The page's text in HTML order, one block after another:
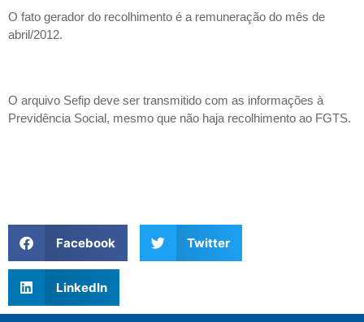
O fato gerador do recolhimento é a remuneração do mês de
abril/2012.
O arquivo Sefip deve ser transmitido com as informações à
Previdência Social, mesmo que não haja recolhimento ao FGTS.
Facebook Twitter
LinkedIn